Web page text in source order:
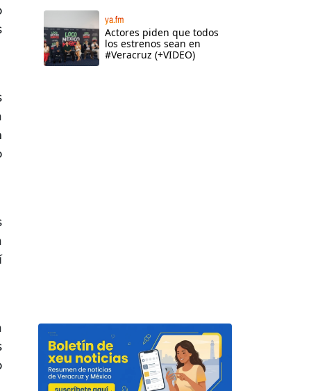
ya.fm
Actores piden que todos
los estrenos sean en
#Veracruz (+VIDEO)